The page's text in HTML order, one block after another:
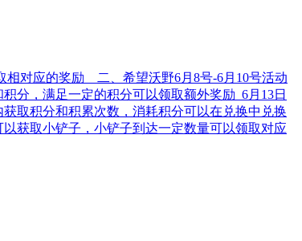
相对应的奖励 二、希望沃野6月8号-6月10号活动
分，满足一定的积分可以领取额外奖励 6月13日
取积分和积累次数，消耗积分可以在兑换中兑换
获取小铲子，小铲子到达一定数量可以领取对应